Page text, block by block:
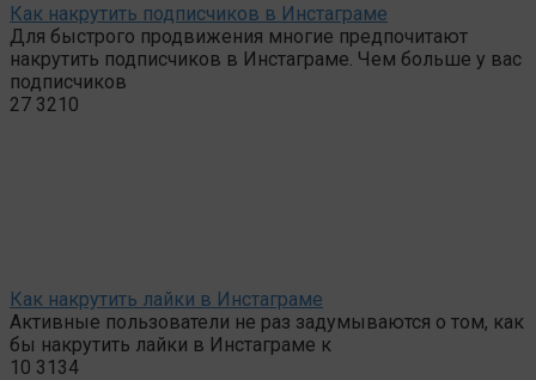
Как накрутить подписчиков в Инстаграме
Для быстрого продвижения многие предпочитают
накрутить подписчиков в Инстаграме. Чем больше у вас
подписчиков
27 3210
Как накрутить лайки в Инстаграме
Активные пользователи не раз задумываются о том, как
бы накрутить лайки в Инстаграме к
10 3134